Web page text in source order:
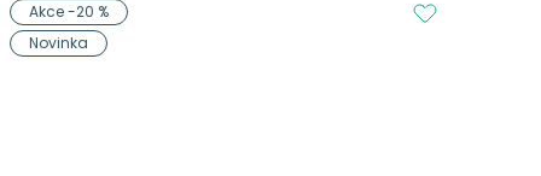
Akce -20 %
Novinka